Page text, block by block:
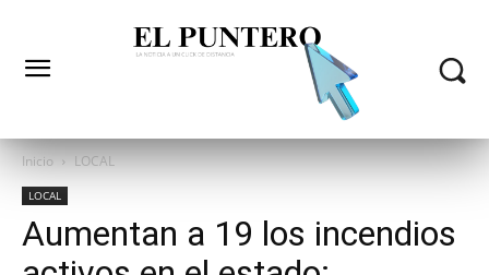
Inicio LOCAL
LOCAL
Aumentan a 19 los incendios